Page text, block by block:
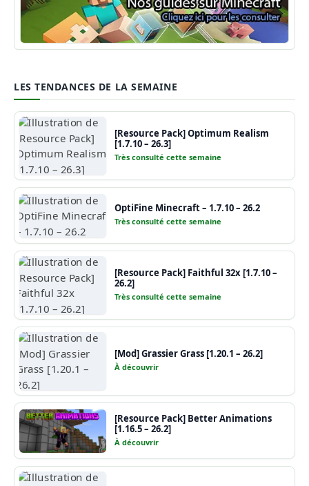
Guide Minecraft
LES TENDANCES DE LA SEMAINE
[Resource Pack] Optimum Realism
[1.7.10 – 26.3]
Très consulté cette semaine
OptiFine Minecraft – 1.7.10 – 26.2
Très consulté cette semaine
[Resource Pack] Faithful 32x [1.7.10 –
26.2]
Très consulté cette semaine
[Mod] Grassier Grass [1.20.1 – 26.2]
À découvrir
[Resource Pack] Better Animations
[1.16.5 – 26.2]
À découvrir